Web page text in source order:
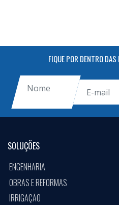
FIQUE POR DENTRO
SOLUÇÕES
ENGENHARIA
OBRAS E REFORMAS
IRRIGAÇÃO